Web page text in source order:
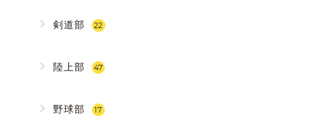
剣道部 22
陸上部 47
野球部 17